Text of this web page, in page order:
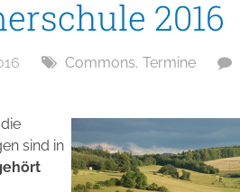
2016
Commons, Termine
sind in